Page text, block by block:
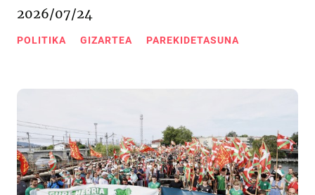
2026/07/24
POLITIKA GIZARTEA PAREKIDETASUNA